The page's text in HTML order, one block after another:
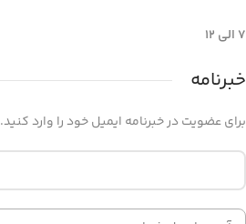
7 الی 12
خبرنامه
برای عضویت در خبرنامه ایمیل خود را وارد کنید.